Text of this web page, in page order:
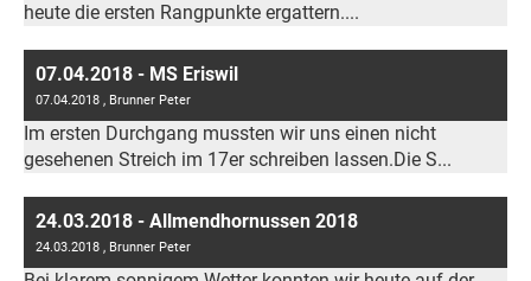
heute die ersten Rangpunkte ergattern....
07.04.2018 - MS Eriswil
07.04.2018 , Brunner Peter
Im ersten Durchgang mussten wir uns einen nicht
gesehenen Streich im 17er schreiben lassen.Die S...
24.03.2018 - Allmendhornussen 2018
24.03.2018 , Brunner Peter